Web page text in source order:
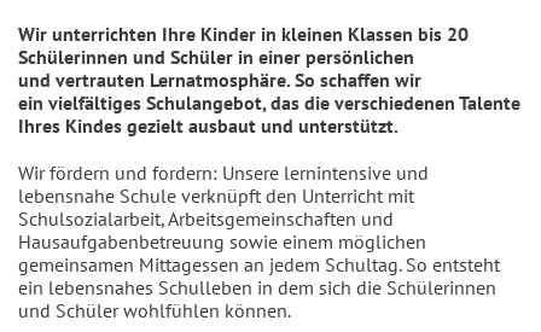
Wir unterrichten Ihre Kinder in kleinen Klassen bis 20
Schülerinnen und Schüler in einer persönlichen
und vertrauten Lernatmosphäre. So schaffen wir
ein vielfältiges Schulangebot, das die verschiedenen Talente
Ihres Kindes gezielt ausbaut und unterstützt.
Wir fördern und fordern: Unsere lernintensive und
lebensnahe Schule verknüpft den Unterricht mit
Schulsozialarbeit, Arbeitsgemeinschaften und
Hausaufgabenbetreuung sowie einem möglichen
gemeinsamen Mittagessen an jedem Schultag. So entsteht
ein lebensnahes Schulleben in dem sich die Schülerinnen
und Schüler wohlfühlen können.